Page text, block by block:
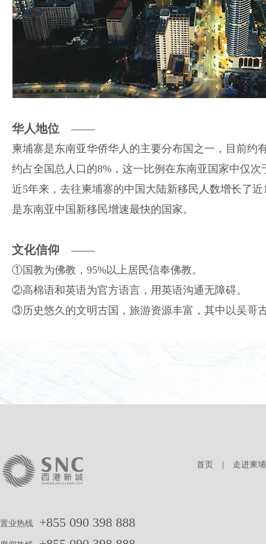
华人地位 ——
柬埔寨是东南亚华侨华人的主要分布国之一，目前约
约占全国总人口的8%，这一比例在东南亚国家中仅
近5年来，去往柬埔寨的中国大陆新移民人数增长了
是东南亚中国新移民增速最快的国家。
文化信仰 ——
①国教为佛教，95%以上居民信奉佛教。
②高棉语和英语为官方语言，用英语沟通无障碍。
③历史悠久的文明古国，旅游资源丰富，其中以吴哥
置业热线 +855 090 398 888
首页 走进柬